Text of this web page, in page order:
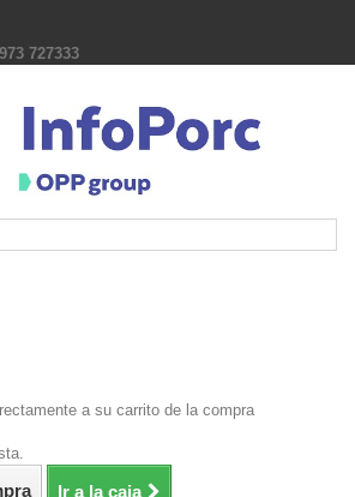
727333
a su carrito de la compra
Ir a la caja